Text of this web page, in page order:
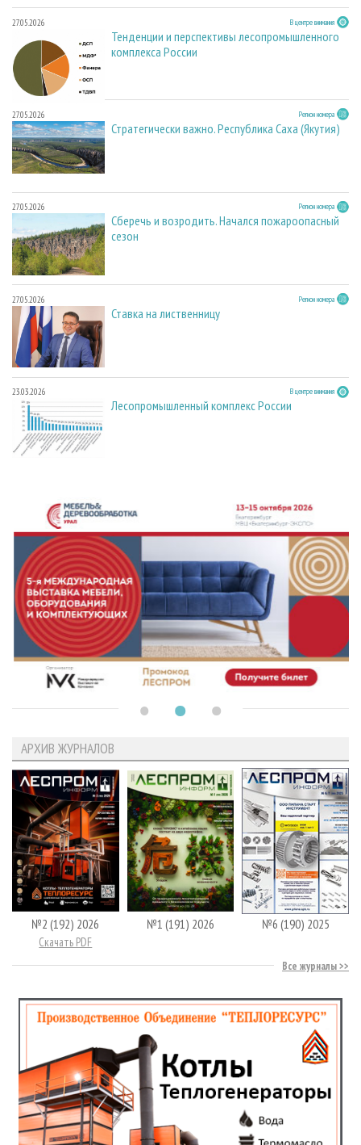
27.05.2026 В центре внимания
Тенденции и перспективы лесопромышленного
комплекса России
27.05.2026 Регион номера
Стратегически важно. Республика Саха (Якутия)
27.05.2026 Регион номера
Сберечь и возродить. Начался пожароопасный
сезон
27.05.2026 Регион номера
Ставка на лиственницу
23.03.2026 В центре внимания
Лесопромышленный комплекс России
АРХИВ ЖУРНАЛОВ
№2 (192) 2026
Скачать PDF
№1 (191) 2026 №6 (190) 2025
Все журналы